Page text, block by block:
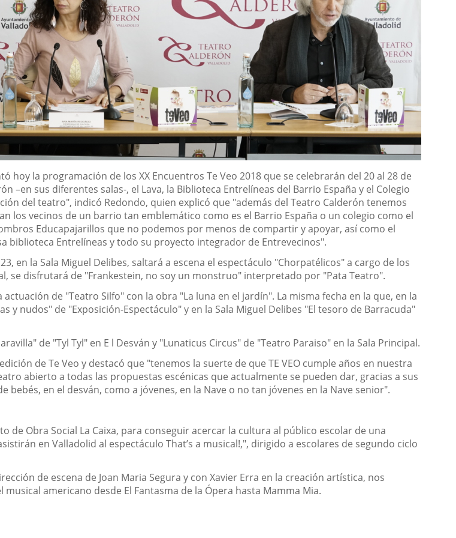
hoy la programación de los XX Encuentros Te Veo 2018 que se celebrarán del 20 al 28 de
–en sus diferentes salas-, el Lava, la Biblioteca Entrelíneas del Barrio España y el Colegio
del teatro", indicó Redondo, quien explicó que "además del Teatro Calderón tenemos
los vecinos de un barrio tan emblemático como es el Barrio España o un colegio como el
Educapajarillos que no podemos por menos de compartir y apoyar, así como el
biblioteca Entrelíneas y todo su proyecto integrador de Entrevecinos".
en la Sala Miguel Delibes, saltará a escena el espectáculo "Chorpatélicos" a cargo de los
se disfrutará de "Frankestein, no soy un monstruo" interpretado por "Pata Teatro".
de "Teatro Silfo" con la obra "La luna en el jardín". La misma fecha en la que, en la
y nudos" de "Exposición-Espectáculo" y en la Sala Miguel Delibes "El tesoro de Barracuda"
de "Tyl Tyl" en E l Desván y "Lunaticus Circus" de "Teatro Paraiso" en la Sala Principal.
de Te Veo y destacó que "tenemos la suerte de que TE VEO cumple años en nuestra
abierto a todas las propuestas escénicas que actualmente se pueden dar, gracias a sus
en el desván, como a jóvenes, en la Nave o no tan jóvenes en la Nave senior".
de Obra Social La Caixa, para conseguir acercar la cultura al público escolar de una
en Valladolid al espectáculo That’s a musical!,", dirigido a escolares de segundo ciclo
de escena de Joan Maria Segura y con Xavier Erra en la creación artística, nos
americano desde El Fantasma de la Ópera hasta Mamma Mia.